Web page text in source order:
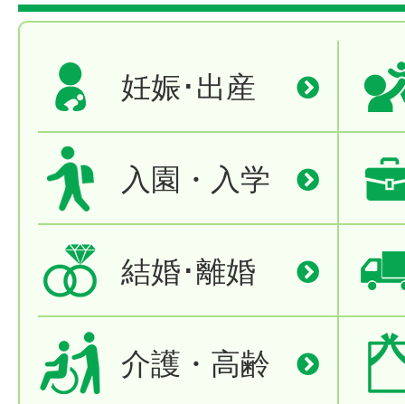
妊娠･出産
入園・入学
結婚･離婚
介護・高齢